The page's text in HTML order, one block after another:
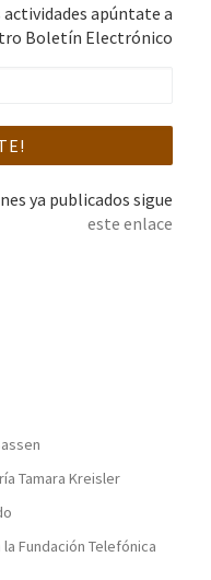
apúntate a
Boletín Electrónico
ya publicados sigue
este enlace
Tamara Kreisler
Fundación Telefónica